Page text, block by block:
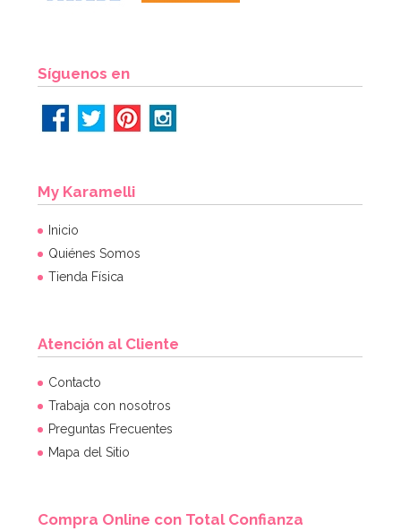
Síguenos en
My Karamelli
Inicio
Quiénes Somos
Tienda Física
Atención al Cliente
Contacto
Trabaja con nosotros
Preguntas Frecuentes
Mapa del Sitio
Compra Online con Total Confianza